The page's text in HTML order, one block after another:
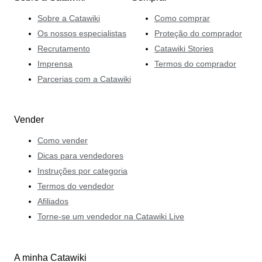
Sobre a Catawiki
Os nossos especialistas
Recrutamento
Imprensa
Parcerias com a Catawiki
Como comprar
Proteção do comprador
Catawiki Stories
Termos do comprador
Vender
Como vender
Dicas para vendedores
Instruções por categoria
Termos do vendedor
Afiliados
Torne-se um vendedor na Catawiki Live
A minha Catawiki